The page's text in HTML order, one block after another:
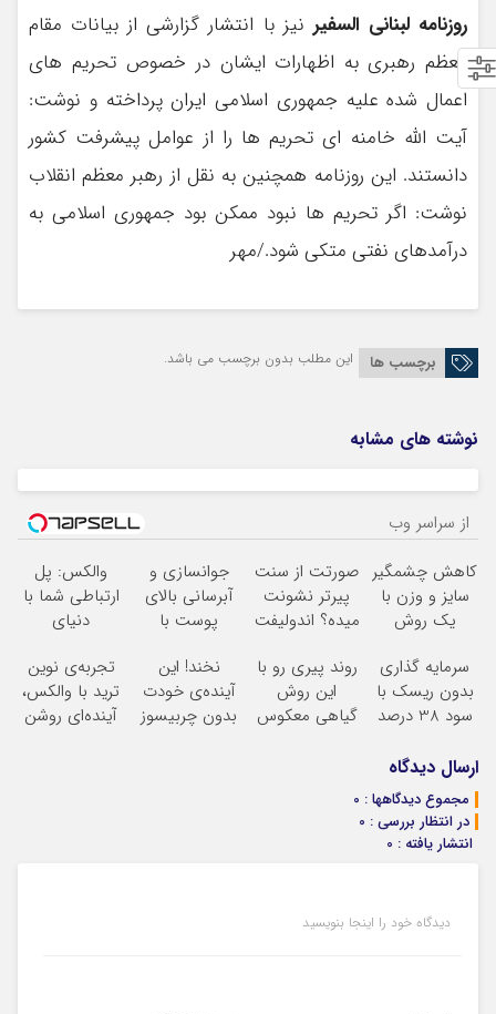
روزنامه لبنانی السفیر نیز با انتشار گزارشی از بیانات مقام
معظم رهبری به اظهارات ایشان در خصوص تحریم های
اعمال شده علیه جمهوری اسلامی ایران پرداخته و نوشت:
آیت الله خامنه ای تحریم ها را از عوامل پیشرفت کشور
دانستند. این روزنامه همچنین به نقل از رهبر معظم انقلاب
نوشت: اگر تحریم ها نبود ممکن بود جمهوری اسلامی به
درآمدهای نفتی متکی شود./مهر
برچسب ها این مطلب بدون برچسب می باشد.
نوشته های مشابه
از سراسر وب
کاهش چشمگیر
سایز و وزن با
یک روش
صورتت از سنت
پیرتر نشونت
میده؟ اندولیفت
جوانسازی و
آبرسانی بالای
پوست با
والکس: پل
ارتباطی شما با
دنیای
دیجیتال
سرمایه گذاری
بدون ریسک با
سود 38 درصد
روند پیری رو با
این روش
گیاهی معکوس
نخند! این
آینده‌ی خودت
بدون چربیسوز
تجربه‌ی نوین
ترید با والکس،
آینده‌ای روشن
ارسال دیدگاه
مجموع دیدگاهها : 0
در انتظار بررسی : 0
انتشار یافته : 0
دیدگاه خود را اینجا بنویسید